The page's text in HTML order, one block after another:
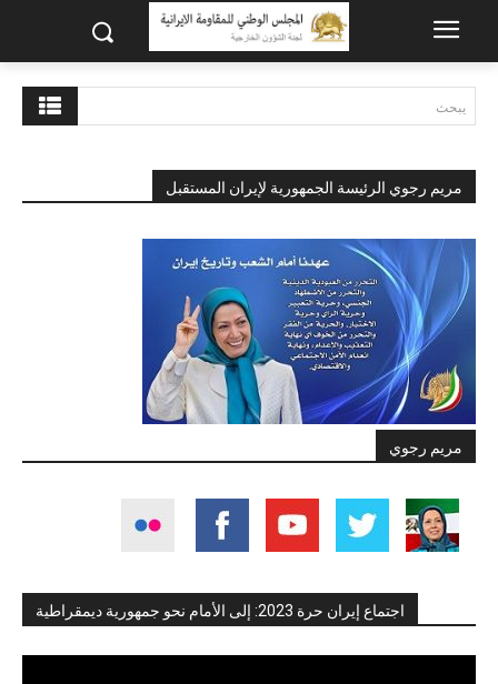
يبحث
مريم رجوي الرئيسة الجمهورية لإيران المستقبل
مريم رجوي
اجتماع إيران حرة 2023: إلى الأمام نحو جمهورية ديمقراطية